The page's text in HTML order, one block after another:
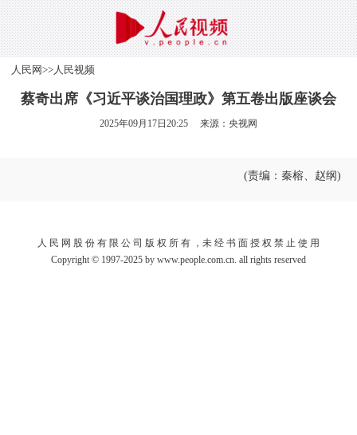
人民网>>人民视频
蔡奇出席《习近平谈治国理政》第五卷出版座谈会
2025年09月17日20:25 来源： 央视网
(责编：秦榕、赵纲)
人 民 网 股 份 有 限 公 司 版 权 所 有 ，未 经 书 面 授 权 禁 止 使 用
Copyright © 1997-2025 by www.people.com.cn. all rights reserved